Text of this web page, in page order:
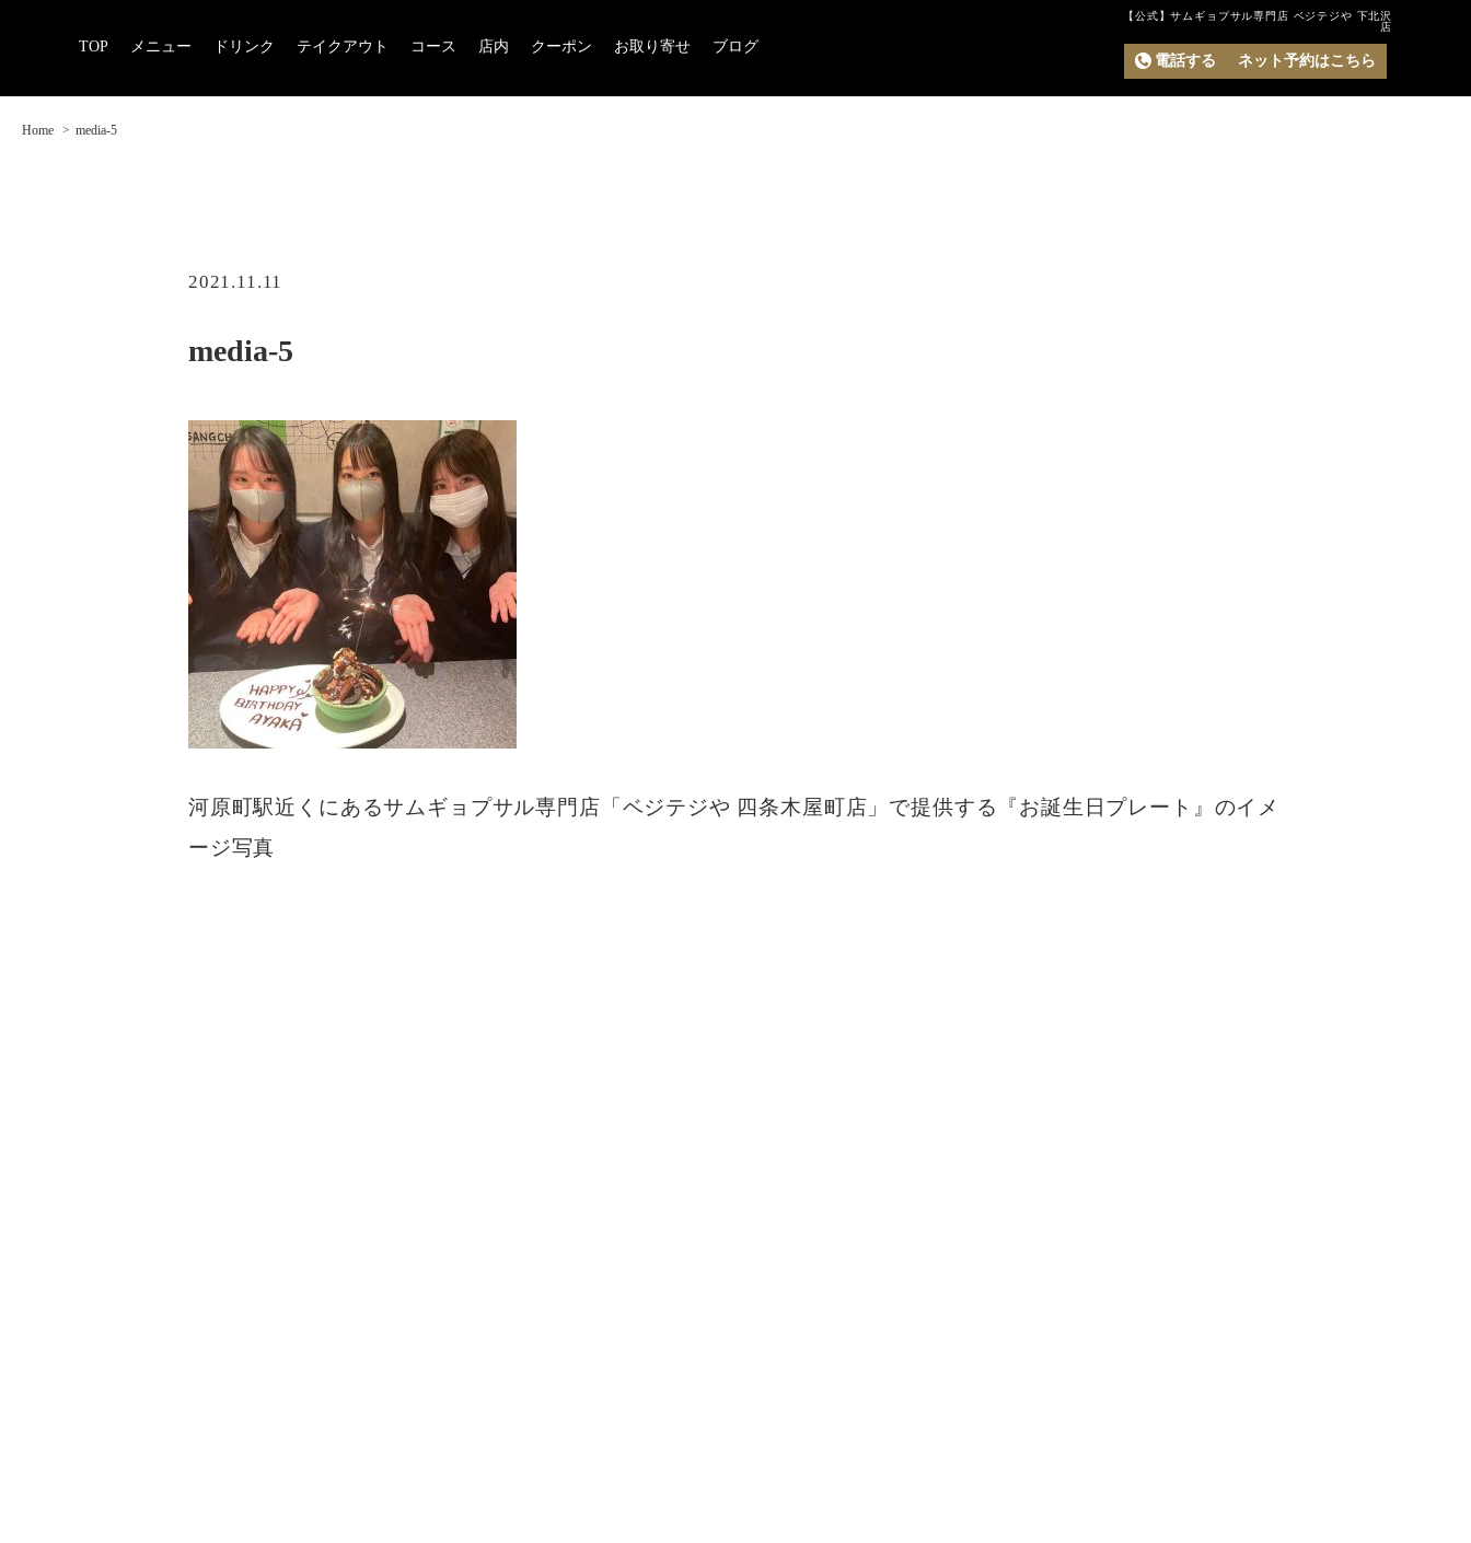
TOP メニュー ドリンク テイクアウト コース 店内 クーポン お取り寄せ ブログ
【公式】サムギョプサル専門店 ベジテジや 下北沢
店
電話する ネット予約はこちら
Home media-5
2021.11.11
media-5
河原町駅近くにあるサムギョプサル専門店「ベジテジや 四条木屋町店」で提供する『お誕生日プレート』のイメ
ージ写真